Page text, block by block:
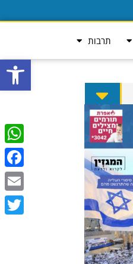
פתח
תרבות
Email